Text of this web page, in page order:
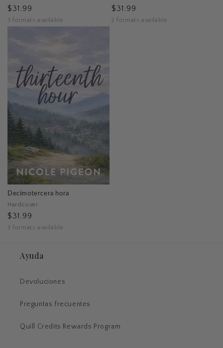
$31.99
3 formats available
$31.99
2 formats available
Decimotercera hora
Hardcover
$31.99
3 formats available
Ayuda
Devoluciones
Preguntas frecuentes
Quill Credits Rewards Program